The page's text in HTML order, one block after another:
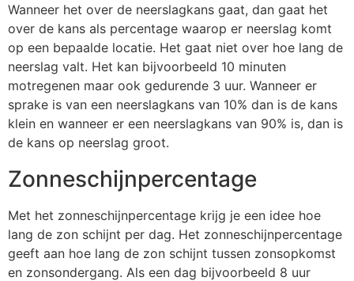
Wanneer het over de neerslagkans gaat, dan gaat het
over de kans als percentage waarop er neerslag komt
op een bepaalde locatie. Het gaat niet over hoe lang de
neerslag valt. Het kan bijvoorbeeld 10 minuten
motregenen maar ook gedurende 3 uur. Wanneer er
sprake is van een neerslagkans van 10% dan is de kans
klein en wanneer er een neerslagkans van 90% is, dan is
de kans op neerslag groot.
Zonneschijnpercentage
Met het zonneschijnpercentage krijg je een idee hoe
lang de zon schijnt per dag. Het zonneschijnpercentage
geeft aan hoe lang de zon schijnt tussen zonsopkomst
en zonsondergang. Als een dag bijvoorbeeld 8 uur